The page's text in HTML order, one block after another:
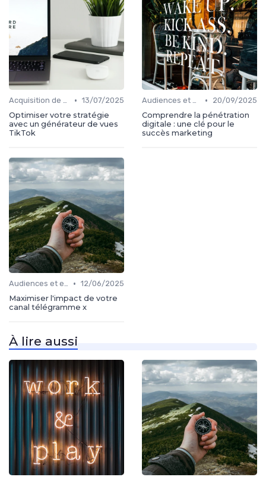
Acquisition de médias • 13/07/2025
Optimiser votre stratégie
avec un générateur de vues
TikTok
Audiences et engagement •
20/09/2025
Comprendre la pénétration
digitale : une clé pour le
succès marketing
Audiences et engagement • 12/06/2025
Maximiser l'impact de votre
canal télégramme x
À lire aussi